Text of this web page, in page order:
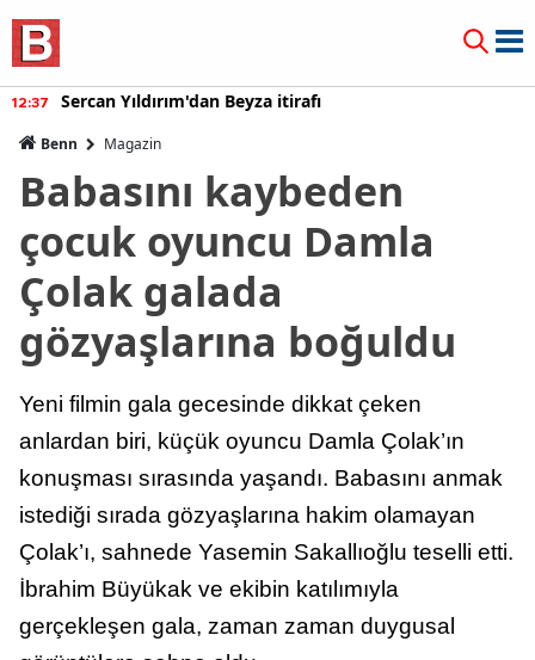
12:37 Sercan Yıldırım'dan Beyza itirafı
Benn Magazin
Babasını kaybeden
çocuk oyuncu Damla
Çolak galada
gözyaşlarına boğuldu
Yeni filmin gala gecesinde dikkat çeken
anlardan biri, küçük oyuncu Damla Çolak’ın
konuşması sırasında yaşandı. Babasını anmak
istediği sırada gözyaşlarına hakim olamayan
Çolak’ı, sahnede Yasemin Sakallıoğlu teselli etti.
İbrahim Büyükak ve ekibin katılımıyla
gerçekleşen gala, zaman zaman duygusal